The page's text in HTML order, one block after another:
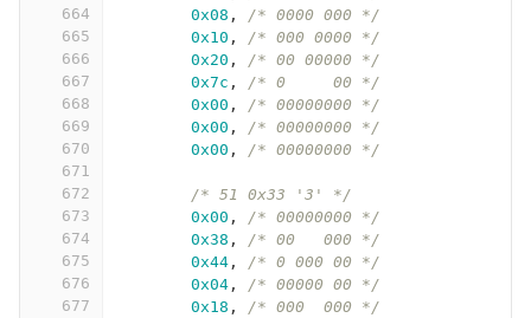
664
665
666
667
668
669
670
671
672
673
674
675
676
677
0x08 ,
/* 0000 000 */
0x10 ,
/* 000 0000 */
0x20 ,
/* 00 00000 */
0x7c ,
/* 0     00 */
0x00 ,
/* 00000000 */
0x00 ,
/* 00000000 */
0x00 , /* 00000000 */
/* 51 0x33 '3' */
0x00 ,
/* 00000000 */
0x38 ,
/* 00   000 */
0x44 ,
/* 0 000 00 */
0x04 ,
/* 00000 00 */
0x18 ,
/* 000  000 */